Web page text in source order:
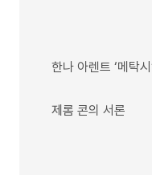
한나 아렌트 ‘메탁
제롬 콘의 서론